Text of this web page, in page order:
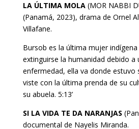
LA ÚLTIMA MOLA(MOR NABBI
(Panamá, 2023), drama de Ornel
Villafane.
Bursob es la última mujer indígena
extinguirse la humanidad debido a
enfermedad, ella va donde estuvo
viste con la última prenda de su
su abuela. 5:13’
SI LA VIDA TE DA NARANJAS
documental de Nayelis Miranda.